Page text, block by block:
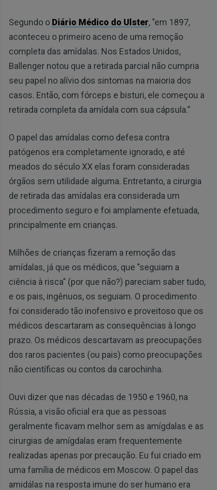
Segundo o Diário Médico do Ulster, "em 1897,
aconteceu o primeiro aceno de uma remoção
completa das amídalas. Nos Estados Unidos,
Ballenger notou que a retirada parcial não cumpria
seu papel no alívio dos sintomas na maioria dos
casos. Então, com fórceps e bisturi, ele começou a
retirada completa da amídala com sua cápsula.”
O papel das amídalas como defesa contra
patógenos era completamente ignorado, e até
meados do século XX elas foram consideradas
órgãos sem utilidade alguma. Entretanto, a cirurgia
de retirada das amídalas era considerada um
procedimento seguro e foi amplamente efetuada,
principalmente em crianças.
Milhões de crianças fizeram a remoção das
amídalas, já que os médicos, que "seguiam a
ciência à risca" (por que não?) pareciam saber tudo,
e os pais, ingênuos, os seguiam. O procedimento
foi considerado tão inofensivo e proveitoso que os
médicos descartaram as consequências à longo
prazo. Os médicos descartavam as preocupações
dos raros pacientes (ou pais) como preocupações
não científicas ou contos da carochinha.
Ouvi dizer que nas décadas de 1950 e 1960, na
Rússia, a visão oficial era que as pessoas
geralmente ficavam melhor sem as amígdalas e as
cirurgias de amígdalas eram frequentemente
realizadas apenas por precaução. Eu fui criado em
uma família de médicos em Moscow. O papel das
amidálas na resposta imune do ser humano era